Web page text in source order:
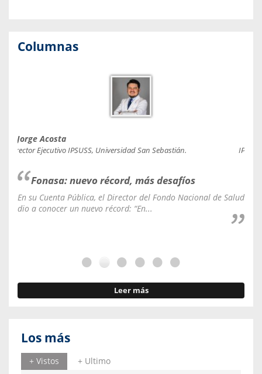
Columnas
Jorge Acosta
Director Ejecutivo IPSUSS, Universidad San Sebastián.
Fonasa: nuevo récord, más desafíos
En su Cuenta Pública, el Director del Fondo Nacional de Salud
dio a conocer un nuevo récord: “En...
Leer más
Los más
+ Vistos
+ Ultimo